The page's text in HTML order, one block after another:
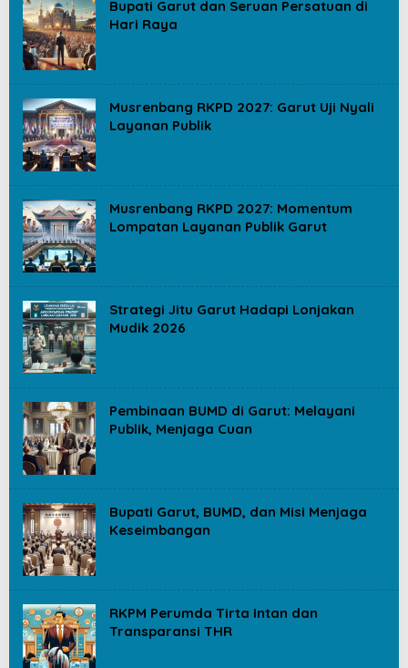
Bupati Garut dan Seruan Persatuan di
Hari Raya
Musrenbang RKPD 2027: Garut Uji Nyali
Layanan Publik
Musrenbang RKPD 2027: Momentum
Lompatan Layanan Publik Garut
Strategi Jitu Garut Hadapi Lonjakan
Mudik 2026
Pembinaan BUMD di Garut: Melayani
Publik, Menjaga Cuan
Bupati Garut, BUMD, dan Misi Menjaga
Keseimbangan
RKPM Perumda Tirta Intan dan
Transparansi THR